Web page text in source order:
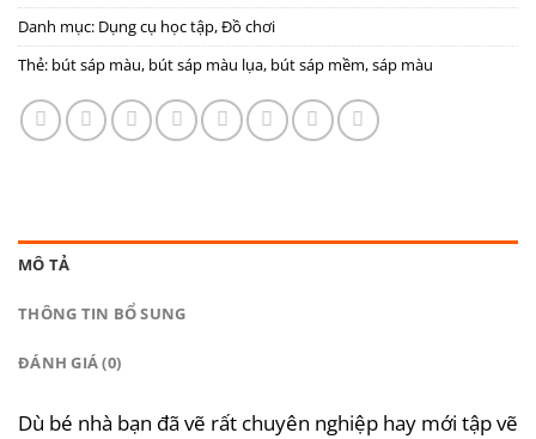
Danh mục: Dụng cụ học tập,Đồ chơi
Thẻ: bút sáp màu, bút sáp màu lụa, bút sáp mềm,sáp màu
MÔ TẢ
THÔNG TIN BỔ SUNG
ĐÁNH GIÁ (0)
Dù bé nhà bạn đã vẽ rất chuyên nghiệp hay mới tập vẽ